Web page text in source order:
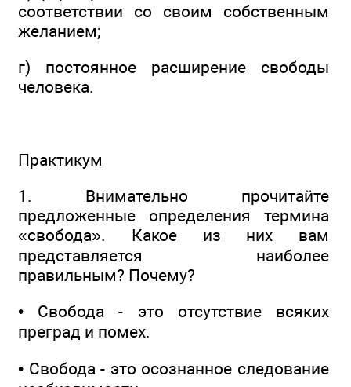
соответствии со своим собственным
желанием;
г) постоянное расширение свободы
человека.
Практикум
1. Внимательно прочитайте
предложенные определения термина
«свобода». Какое из них вам
представляется наиболее
правильным? Почему?
• Свобода - это отсутствие всяких
преград и помех.
• Свобода - это осознанное следование